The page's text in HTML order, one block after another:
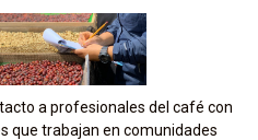
a profesionales del café con
que trabajan en comunidades